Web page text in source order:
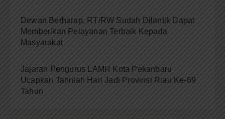
Dewan Berharap, RT/RW Sudah Dilantik Dapat
Memberikan Pelayanan Terbaik Kepada
Masyarakat
Jajaran Pengurus LAMR Kota Pekanbaru
Ucapkan Tahniah Hari Jadi Provinsi Riau Ke-69
Tahun